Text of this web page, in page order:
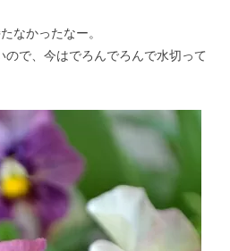
なかったなー。
で、今はでろんでろんで水切って